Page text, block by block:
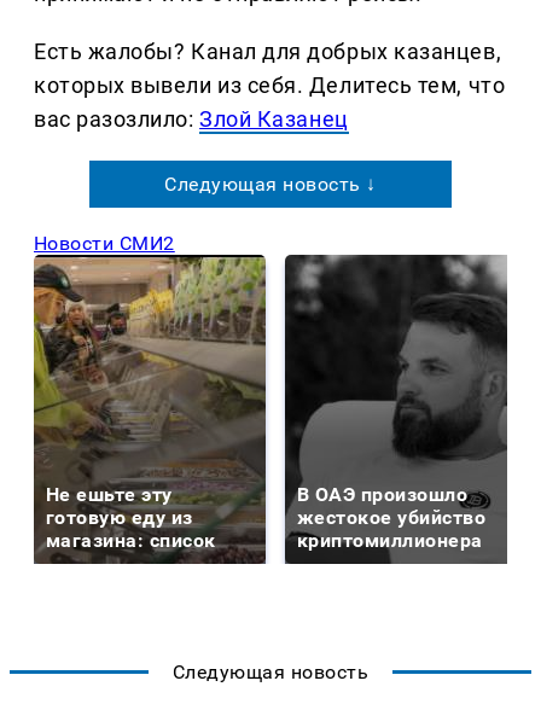
Есть жалобы? Канал для добрых казанцев,
которых вывели из себя. Делитеcь тем, что
вас разозлило:Злой Казанец
Следующая новость ↓
Новости СМИ2
Не ешьте эту
готовую еду из
магазина: список
В ОАЭ произошло
жестокое убийство
криптомиллионера
Следующая новость